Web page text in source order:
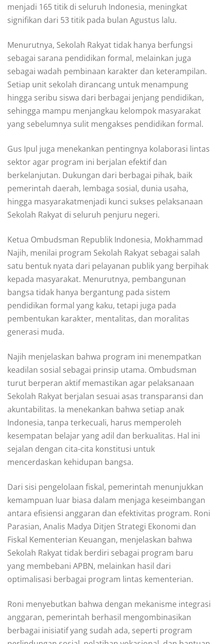
menjadi 165 titik di seluruh Indonesia, meningkat
signifikan dari 53 titik pada bulan Agustus lalu.
Menurutnya, Sekolah Rakyat tidak hanya berfungsi
sebagai sarana pendidikan formal, melainkan juga
sebagai wadah pembinaan karakter dan keterampilan.
Setiap unit sekolah dirancang untuk menampung
hingga seribu siswa dari berbagai jenjang pendidikan,
sehingga mampu menjangkau kelompok masyarakat
yang sebelumnya sulit mengakses pendidikan formal.
Gus Ipul juga menekankan pentingnya kolaborasi lintas
sektor agar program ini berjalan efektif dan
berkelanjutan. Dukungan dari berbagai pihak, baik
pemerintah daerah, lembaga sosial, dunia usaha,
hingga masyarakatmenjadi kunci sukses pelaksanaan
Sekolah Rakyat di seluruh penjuru negeri.
Ketua Ombudsman Republik Indonesia, Mokhammad
Najih, menilai program Sekolah Rakyat sebagai salah
satu bentuk nyata dari pelayanan publik yang berpihak
kepada masyarakat. Menurutnya, pembangunan
bangsa tidak hanya bergantung pada sistem
pendidikan formal yang kaku, tetapi juga pada
pembentukan karakter, mentalitas, dan moralitas
generasi muda.
Najih menjelaskan bahwa program ini menempatkan
keadilan sosial sebagai prinsip utama. Ombudsman
turut berperan aktif memastikan agar pelaksanaan
Sekolah Rakyat berjalan sesuai asas transparansi dan
akuntabilitas. Ia menekankan bahwa setiap anak
Indonesia, tanpa terkecuali, harus memperoleh
kesempatan belajar yang adil dan berkualitas. Hal ini
sejalan dengan cita-cita konstitusi untuk
mencerdaskan kehidupan bangsa.
Dari sisi pengelolaan fiskal, pemerintah menunjukkan
kemampuan luar biasa dalam menjaga keseimbangan
antara efisiensi anggaran dan efektivitas program. Roni
Parasian, Analis Madya Ditjen Strategi Ekonomi dan
Fiskal Kementerian Keuangan, menjelaskan bahwa
Sekolah Rakyat tidak berdiri sebagai program baru
yang membebani APBN, melainkan hasil dari
optimalisasi berbagai program lintas kementerian.
Roni menyebutkan bahwa dengan mekanisme integrasi
anggaran, pemerintah berhasil mengombinasikan
berbagai inisiatif yang sudah ada, seperti program